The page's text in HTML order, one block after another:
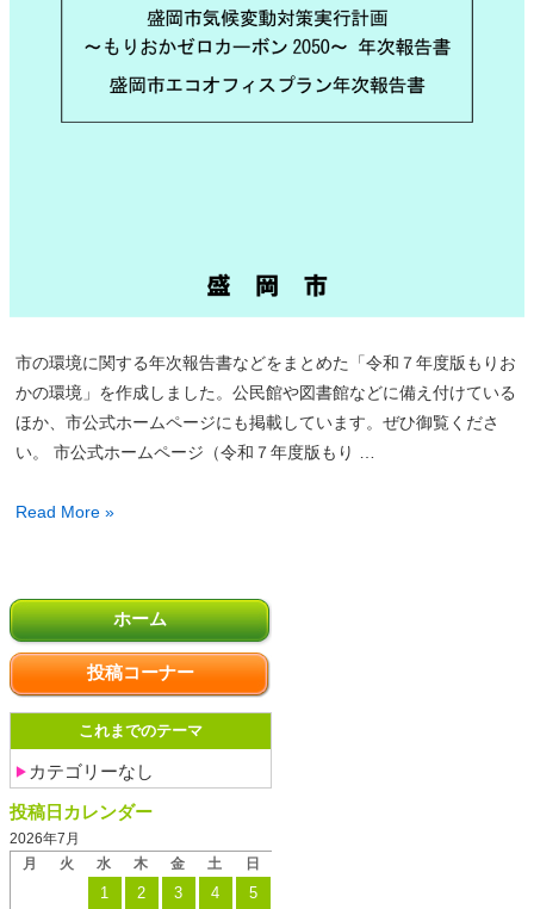
ホーム
投稿コーナー
これまでのテーマ
カテゴリーなし
投稿日カレンダー
2026年7月
月
火 水 木 金 土 日
1 2 3 4 5
市の環境に関する年次報告書などをまとめた「令和７年度版もりお
かの環境」を作成しました。公民館や図書館などに備え付けている
ほか、市公式ホームページにも掲載しています。ぜひ御覧くださ
い。 市公式ホームページ（令和７年度版もり …
「令
年
度
版
も
り
お
か
の
環
境」
Read More »
稿
の
ペ
ー